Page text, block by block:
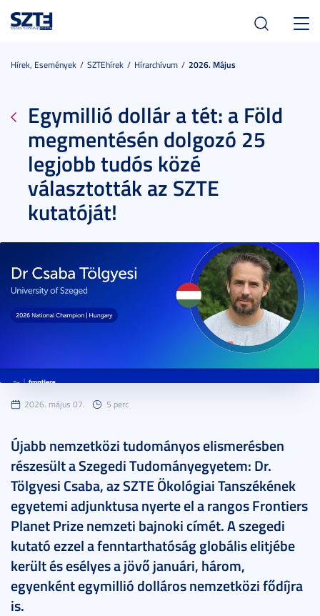
Hírek, Események SZTEhírek Hírarchívum 2026. Május
Egymillió dollár a tét: a Föld
megmentésén dolgozó 25
legjobb tudós közé
választották az SZTE
kutatóját!
2026. május 07. 5 perc
Újabb nemzetközi tudományos elismerésben
részesült a Szegedi Tudományegyetem: Dr.
Tölgyesi Csaba, az SZTE Ökológiai Tanszékének
egyetemi adjunktusa nyerte el a rangos Frontiers
Planet Prize nemzeti bajnoki címét. A szegedi
kutató ezzel a fenntarthatóság globális elitjébe
került és esélyes a jövő januári, három,
egyenként egymillió dolláros nemzetközi fődíjra
is.